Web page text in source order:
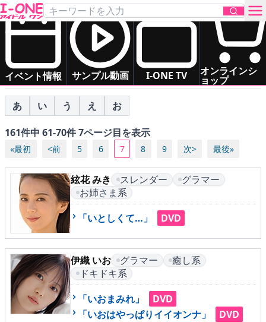
イベント情報 サンプル動画 I-ONE TV オンラインシ
ョップ
お問い合わせ
TOP
DVD
Blu-ray
サンプル動画
イベント情報
アイドル一覧
メニュー
アイドル一覧
すべて（五十音順） あ
は
ま
や ら わ
あ い う え お
161件中 61-70件 7ページ目を表示
«最初 <前 5 6 7 8 9 次> 最後»
絃花 みき スレンダー
グラマー
お姉さま系
「いとしくて…」
DVD
伊織 いお グラマー
癒し系
ドキドキ系
「いおまみれ」
DVD
「いおはやっぱりイイオンナ」
DVD